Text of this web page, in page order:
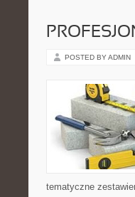
POSTED BY ADMIN
tematyczne